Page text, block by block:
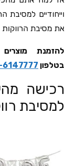
וייחודיים למסיבת
את מסיבת
להזמנת
בטלפון
רכישה
למסיבת